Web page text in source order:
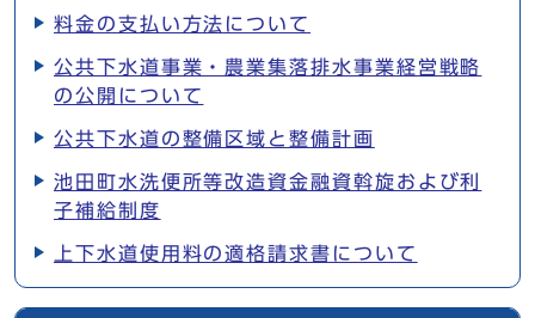
料金の支払い方法について
公共下水道事業・農業集落排水事業経営戦略
の公開について
公共下水道の整備区域と整備計画
池田町水洗便所等改造資金融資斡旋および利
子補給制度
上下水道使用料の適格請求書について